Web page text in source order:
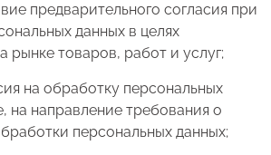
предварительного согласия при
данных в целях
рынке товаров, работ и услуг;
на обработку персональных
на направление требования о
персональных данных;